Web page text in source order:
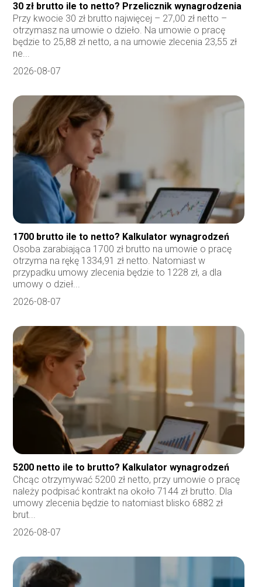
30 zł brutto ile to netto? Przelicznik wynagrodzenia
Przy kwocie 30 zł brutto najwięcej – 27,00 zł netto –
otrzymasz na umowie o dzieło. Na umowie o pracę
będzie to 25,88 zł netto, a na umowie zlecenia 23,55 zł
ne...
2026-08-07
1700 brutto ile to netto? Kalkulator wynagrodzeń
Osoba zarabiająca 1700 zł brutto na umowie o pracę
otrzyma na rękę 1334,91 zł netto. Natomiast w
przypadku umowy zlecenia będzie to 1228 zł, a dla
umowy o dzieł...
2026-08-07
5200 netto ile to brutto? Kalkulator wynagrodzeń
Chcąc otrzymywać 5200 zł netto, przy umowie o pracę
należy podpisać kontrakt na około 7144 zł brutto. Dla
umowy zlecenia będzie to natomiast blisko 6882 zł
brut...
2026-08-07